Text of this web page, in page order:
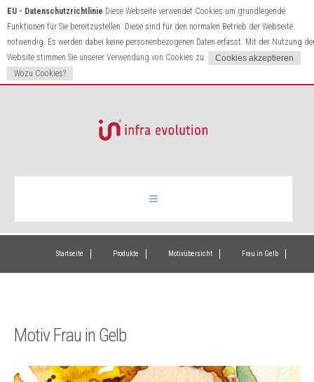
EU - Datenschutzrichtlinie Diese Webseite verwendet Cookies um grundlegende
Funktionen für Sie bereitzustellen. Diese sind für den normalen Betrieb der Webseite
notwendig. Es werden dabei keine personenbezogenen Daten erfasst. Mit der Nutzung
Website stimmen Sie unserer Verwendung von Cookies zu.
Wozu Cookies?
Infrarotheizung
Kontakt
Startseite Produkte Motivübersicht Frau in Gelb
Motiv Frau in Gelb